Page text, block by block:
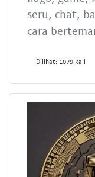
seru, chat,
cara
Dilihat: 1079 kali